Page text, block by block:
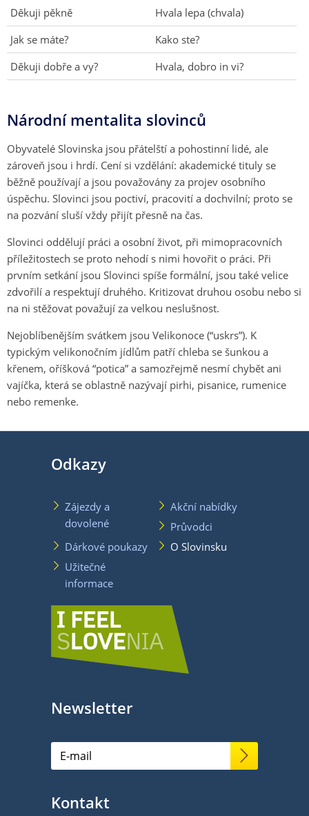
Děkuji pěkně
Hvala lepa (chvala)
Jak se máte?
Kako ste?
Děkuji dobře a vy?
Hvala, dobro in vi?
Národní mentalita slovinců
Obyvatelé Slovinska jsou přátelští a pohostinní lidé, ale
zároveň jsou i hrdí. Cení si vzdělání: akademické tituly se
běžně používají a jsou považovány za projev osobního
úspěchu. Slovinci jsou poctiví, pracovití a dochvilní; proto se
na pozvání sluší vždy přijít přesně na čas.
Slovinci oddělují práci a osobní život, při mimopracovních
příležitostech se proto nehodí s nimi hovořit o práci. Při
prvním setkání jsou Slovinci spíše formální, jsou také velice
zdvořilí a respektují druhého. Kritizovat druhou osobu nebo si
na ni stěžovat považují za velkou neslušnost.
Nejoblíbenějším svátkem jsou Velikonoce (“uskrs”). K
typickým velikonočním jídlům patří chleba se šunkou a
křenem, oříšková “potica” a samozřejmě nesmí chybět ani
vajíčka, která se oblastně nazývají pirhi, pisanice, rumenice
nebo remenke.
Odkazy
Zájezdy a
dovolené
Akční nabídky
Průvodci
Dárkové poukazy
O Slovinsku
Užitečné
informace
Newsletter
Kontakt